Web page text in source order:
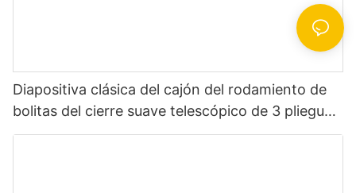
Diapositiva clásica del cajón del rodamiento de
bolitas del cierre suave telescópico de 3 pliegues
resistente